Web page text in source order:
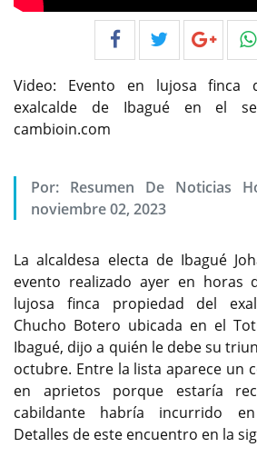
Video: Evento en lujosa finca
exalcalde de Ibagué en el
cambioin.com
Por: Resumen De Noticias
noviembre 02, 2023
La alcaldesa electa de Ibagué
evento realizado ayer en horas
lujosa finca propiedad del
Chucho Botero ubicada en el
Ibagué, dijo a quién le debe su
octubre. Entre la lista aparece un
en aprietos porque estaría
cabildante habría incurrido
Detalles de este encuentro en la